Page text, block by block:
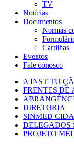
TV
Notícias
Documentos
Normas
Cartilhas
Eventos
Fale conosco
A
FRENTES DE
DIRETORIA
SINMED
DELEGADOS
PROJETO